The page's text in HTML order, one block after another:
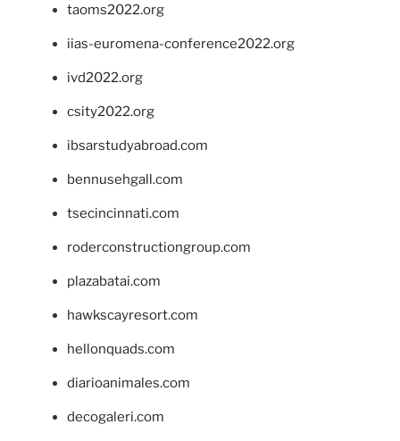
taoms2022.org
iias-euromena-conference2022.org
ivd2022.org
csity2022.org
ibsarstudyabroad.com
bennusehgall.com
tsecincinnati.com
roderconstructiongroup.com
plazabatai.com
hawkscayresort.com
hellonquads.com
diarioanimales.com
decogaleri.com